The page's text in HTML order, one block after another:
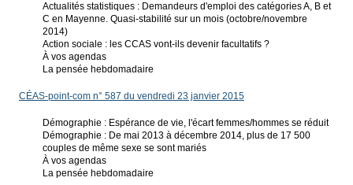
Actualités statistiques : Demandeurs d'emploi des catégories A, B et
C en Mayenne. Quasi-stabilité sur un mois (octobre/novembre
2014)
Action sociale : les CCAS vont-ils devenir facultatifs ?
À vos agendas
La pensée hebdomadaire
CÉAS-point-com n° 587 du vendredi 23 janvier 2015
Démographie : Espérance de vie, l'écart femmes/hommes se réduit
Démographie : De mai 2013 à décembre 2014, plus de 17 500
couples de même sexe se sont mariés
À vos agendas
La pensée hebdomadaire